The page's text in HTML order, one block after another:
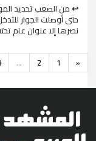
↩ من الصعب تحديد
حتى أوصلت الجوار
نصرها إلا عنوان عام
«
1
2
...